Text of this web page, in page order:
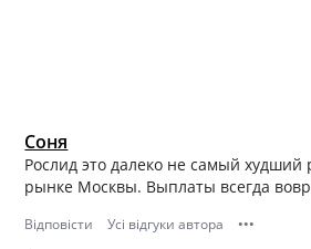
Соня
Рослид это далеко не самый худший
рынке Москвы. Выплаты всегда
Відповісти Усі відгуки автора •••